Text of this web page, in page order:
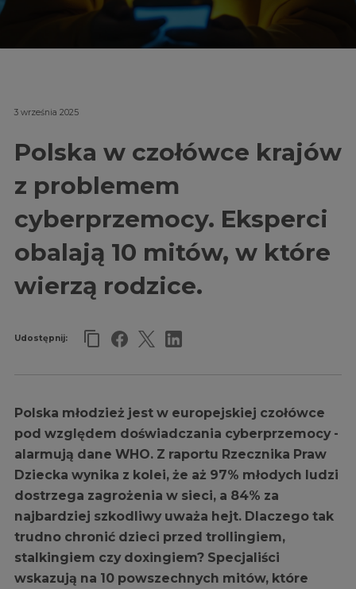
3 września 2025
Polska w czołówce krajów
z problemem
cyberprzemocy. Eksperci
obalają 10 mitów, w które
wierzą rodzice.
Udostępnij:
Polska młodzież jest w europejskiej czołówce
pod względem doświadczania cyberprzemocy -
alarmują dane WHO. Z raportu Rzecznika Praw
Dziecka wynika z kolei, że aż 97% młodych ludzi
dostrzega zagrożenia w sieci, a 84% za
najbardziej szkodliwy uważa hejt. Dlaczego tak
trudno chronić dzieci przed trollingiem,
stalkingiem czy doxingiem? Specjaliści
wskazują na 10 powszechnych mitów, które